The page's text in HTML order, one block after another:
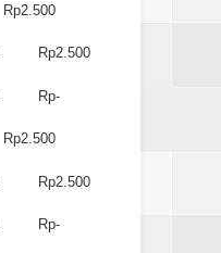
Rp2.500
Rp2.500
Rp-
Rp2.500
Rp2.500
Rp-